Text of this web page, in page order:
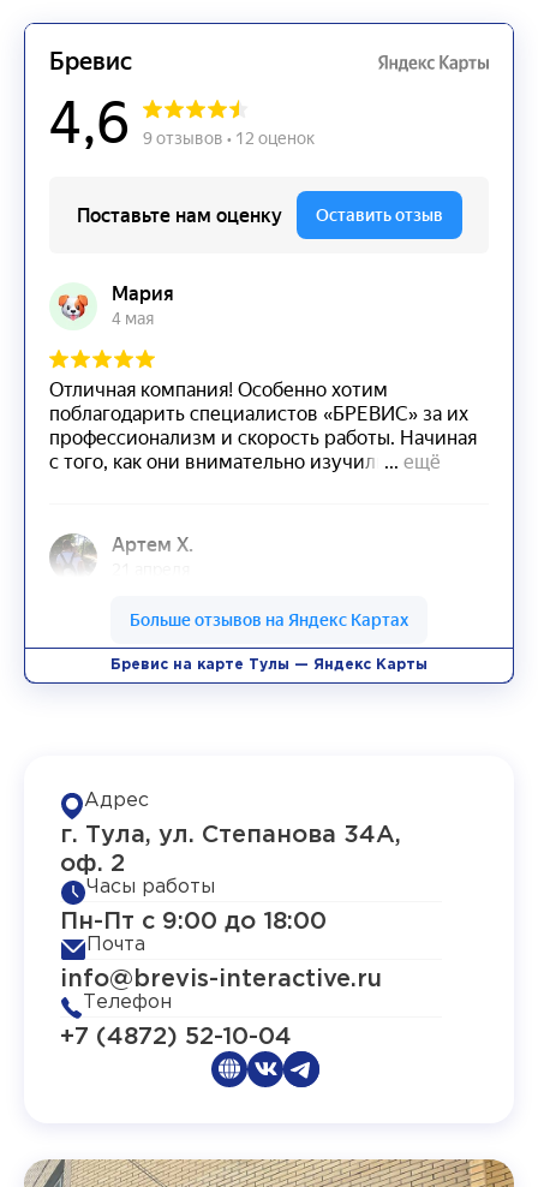
Бревис на карте Тулы — Яндекс Карты
Адрес
г. Тула, ул. Степанова 34А,
оф. 2
Часы работы
Пн-Пт с 9:00 до 18:00
Почта
info@brevis-interactive.ru
Телефон
+7 (4872) 52-10-04